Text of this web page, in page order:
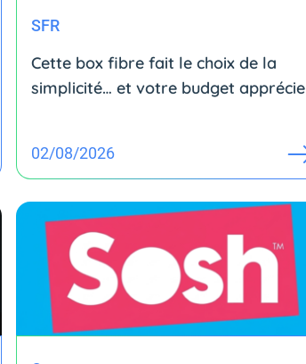
SFR
Cette box fibre fait le choix de la
simplicité… et votre budget apprécie
02/08/2026